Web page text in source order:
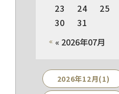
« 2026年07月
23
24 25
30
31
2026年12月(1)